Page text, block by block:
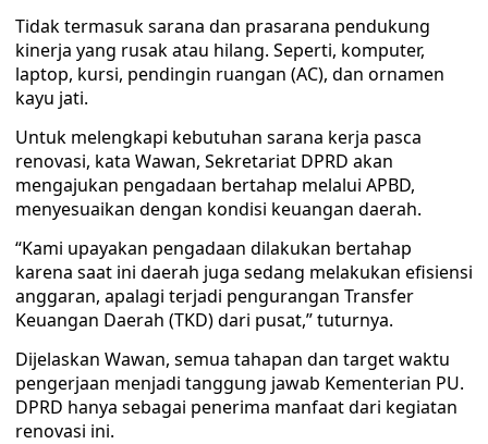
Tidak termasuk sarana dan prasarana pendukung
kinerja yang rusak atau hilang. Seperti, komputer,
laptop, kursi, pendingin ruangan (AC), dan ornamen
kayu jati.
Untuk melengkapi kebutuhan sarana kerja pasca
renovasi, kata Wawan, Sekretariat DPRD akan
mengajukan pengadaan bertahap melalui APBD,
menyesuaikan dengan kondisi keuangan daerah.
“Kami upayakan pengadaan dilakukan bertahap
karena saat ini daerah juga sedang melakukan efisiensi
anggaran, apalagi terjadi pengurangan Transfer
Keuangan Daerah (TKD) dari pusat,” tuturnya.
Dijelaskan Wawan, semua tahapan dan target waktu
pengerjaan menjadi tanggung jawab Kementerian PU.
DPRD hanya sebagai penerima manfaat dari kegiatan
renovasi ini.